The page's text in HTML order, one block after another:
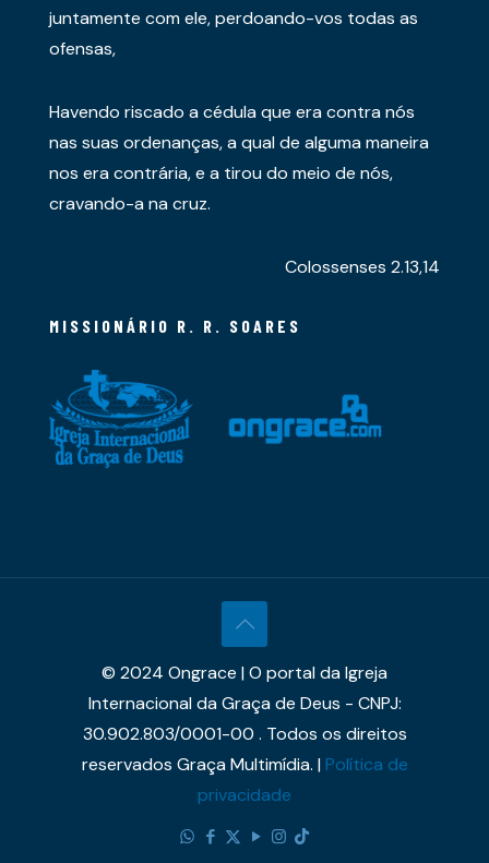
juntamente com ele, perdoando-vos todas as
ofensas,
Havendo riscado a cédula que era contra nós
nas suas ordenanças, a qual de alguma maneira
nos era contrária, e a tirou do meio de nós,
cravando-a na cruz.
Colossenses 2.13,14
MISSIONÁRIO R. R. SOARES
© 2024 Ongrace | O portal da Igreja
Internacional da Graça de Deus - CNPJ:
30.902.803/0001-00 . Todos os direitos
reservados Graça Multimídia. |Política de
privacidade